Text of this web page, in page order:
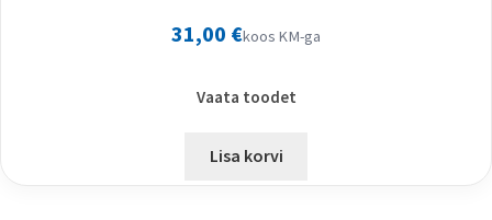
31,00 €koos KM-ga
Vaata toodet
Lisa korvi